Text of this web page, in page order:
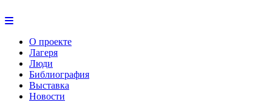
О проекте
Лагеря
Люди
Библиография
Выставка
Новости